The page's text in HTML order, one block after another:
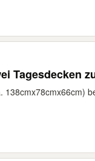
Tagesdecken
138cmx78cmx66cm)